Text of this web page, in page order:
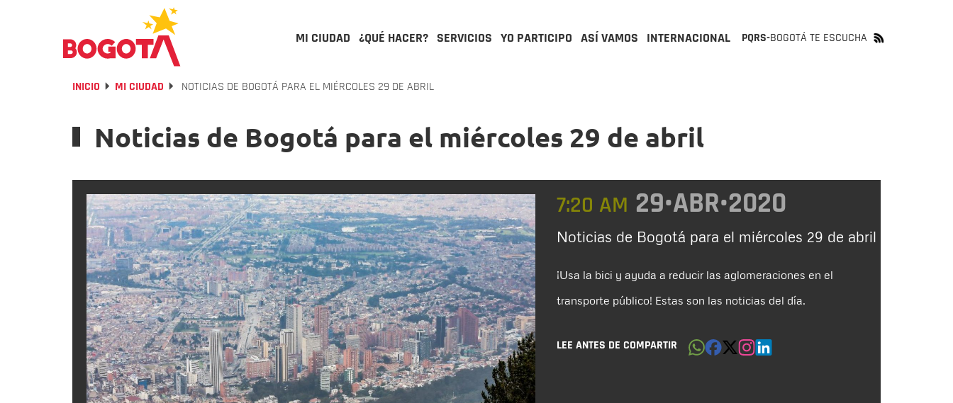
MI CIUDAD ¿QUÉ HACER? SERVICIOS YO PARTICIPO ASÍ VAMOS INTERNACIONAL PQRS-BOGOTÁ TE ESCUCHA
INICIO MI CIUDAD NOTICIAS DE BOGOTÁ PARA EL MIÉRCOLES 29 DE ABRIL
Noticias de Bogotá para el miércoles 29 de abril
7:20 AM 29•ABR•2020
Noticias de Bogotá para el miércoles 29 de abril
¡Usa la bici y ayuda a reducir las aglomeraciones en el
transporte público! Estas son las noticias del día.
LEE ANTES DE COMPARTIR